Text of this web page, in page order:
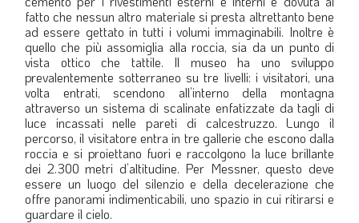
fatto che nessun altro materiale si presta altrettanto bene
ad essere gettato in tutti i volumi immaginabili. Inoltre è
quello che più assomiglia alla roccia, sia da un punto di
vista ottico che tattile. Il museo ha uno sviluppo
prevalentemente sotterraneo su tre livelli: i visitatori, una
volta entrati, scendono all’interno della montagna
attraverso un sistema di scalinate enfatizzate da tagli di
luce incassati nelle pareti di calcestruzzo. Lungo il
percorso, il visitatore entra in tre gallerie che escono dalla
roccia e si proiettano fuori e raccolgono la luce brillante
dei 2.300 metri d’altitudine. Per Messner, questo deve
essere un luogo del silenzio e della decelerazione che
offre panorami indimenticabili, uno spazio in cui ritirarsi e
guardare il cielo.